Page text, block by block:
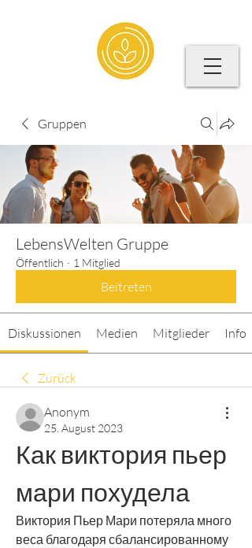
Gruppen
LebensWelten Gruppe
Öffentlich · 1 Mitglied
Beitreten
Diskussionen Medien Mitglieder Info
Zurück
Anonym
25. August 2023
Как виктория пьер
мари похудела
Виктория Пьер Мари потеряла много
веса благодаря сбалансированному